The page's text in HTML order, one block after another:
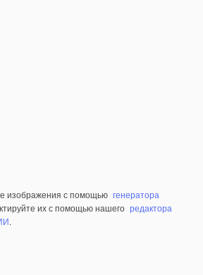
изображения с помощью генератора
их с помощью нашего редактора
.